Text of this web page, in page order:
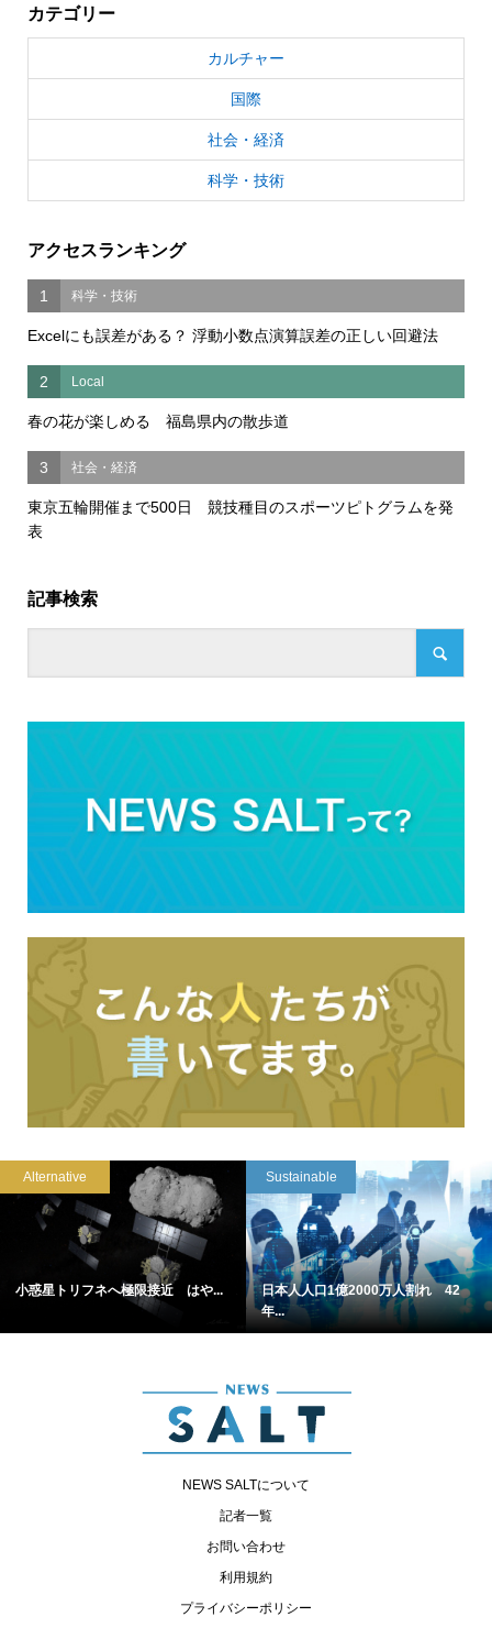
カテゴリー
カルチャー
国際
社会・経済
科学・技術
アクセスランキング
1 科学・技術
Excelにも誤差がある？ 浮動小数点演算誤差の正しい回避法
2 Local
春の花が楽しめる 福島県内の散歩道
3 社会・経済
東京五輪開催まで500日 競技種目のスポーツピトグラムを発
表
記事検索
Alternative
小惑星トリフネへ極限接近 はや...
Sustainable
日本人人口1億2000万人割れ 42
年...
NEWS SALTについて
記者一覧
お問い合わせ
利用規約
プライバシーポリシー